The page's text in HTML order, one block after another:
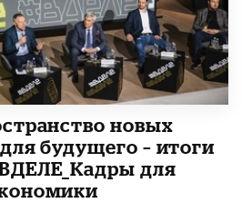
новых
будущего – итоги
для